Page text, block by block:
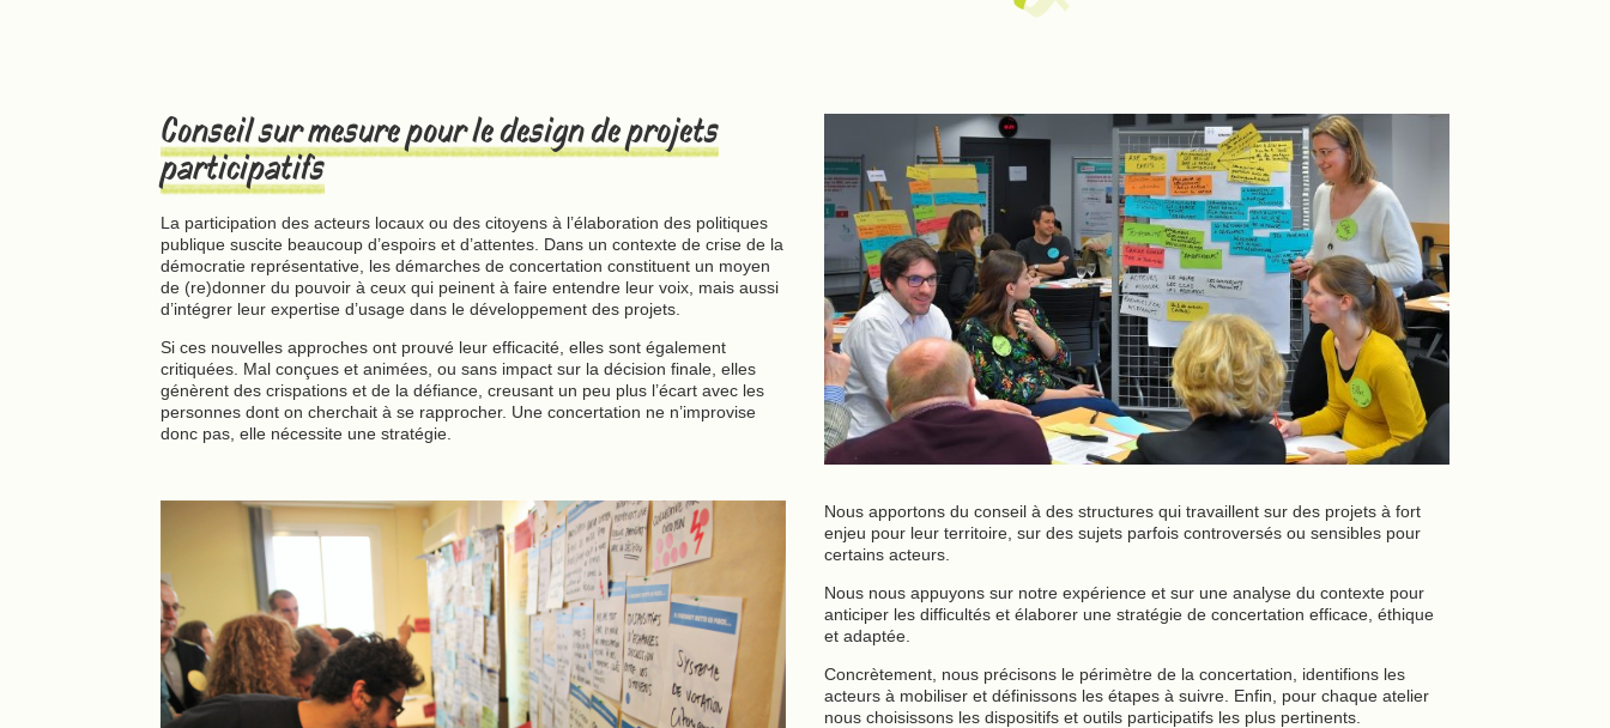
Conseil sur mesure pour le design de projets
participatifs
La participation des acteurs locaux ou des citoyens à l’élaboration des politiques
publique suscite beaucoup d’espoirs et d’attentes. Dans un contexte de crise de la
démocratie représentative, les démarches de concertation constituent un moyen
de (re)donner du pouvoir à ceux qui peinent à faire entendre leur voix, mais aussi
d’intégrer leur expertise d’usage dans le développement des projets.
Si ces nouvelles approches ont prouvé leur efficacité, elles sont également
critiquées. Mal conçues et animées, ou sans impact sur la décision finale, elles
génèrent des crispations et de la défiance, creusant un peu plus l’écart avec les
personnes dont on cherchait à se rapprocher. Une concertation ne n’improvise
donc pas, elle nécessite une stratégie.
Nous apportons du conseil à des structures qui travaillent sur des projets à fort
enjeu pour leur territoire, sur des sujets parfois controversés ou sensibles pour
certains acteurs.
Nous nous appuyons sur notre expérience et sur une analyse du contexte pour
anticiper les difficultés et élaborer une stratégie de concertation efficace, éthique
et adaptée.
Concrètement, nous précisons le périmètre de la concertation, identifions les
acteurs à mobiliser et définissons les étapes à suivre. Enfin, pour chaque atelier
nous choisissons les dispositifs et outils participatifs les plus pertinents.